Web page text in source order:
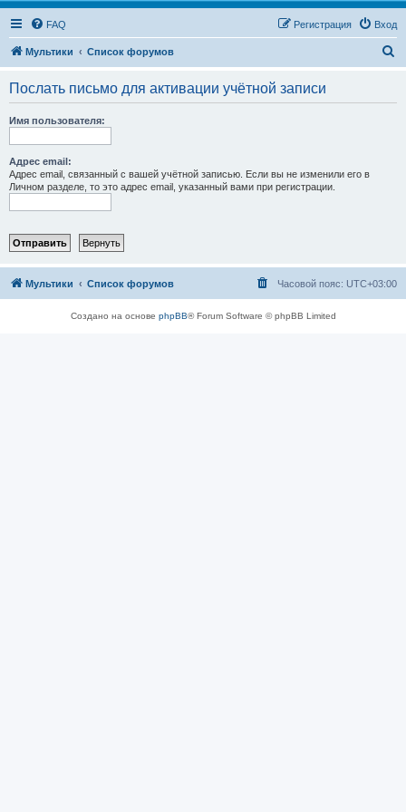
FAQ Вход
Регистрация
Мультики Список форумов
Послать письмо для активации учётной записи
Имя пользователя:
Адрес email:
Адрес email, связанный с вашей учётной записью. Если вы не изменили его в
Личном разделе, то это адрес email, указанный вами при регистрации.
Мультики Список форумов Часовой пояс: UTC+03:00
Создано на основе phpBB® Forum Software © phpBB Limited